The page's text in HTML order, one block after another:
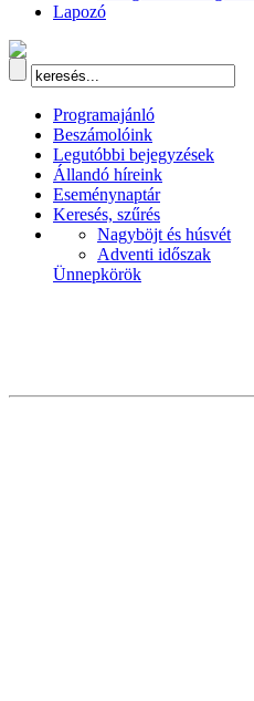
Lapozó
Programajánló
Beszámolóink
Legutóbbi bejegyzések
Állandó híreink
Eseménynaptár
Keresés, szűrés
Nagyböjt és húsvét
Adventi időszak
Ünnepkörök